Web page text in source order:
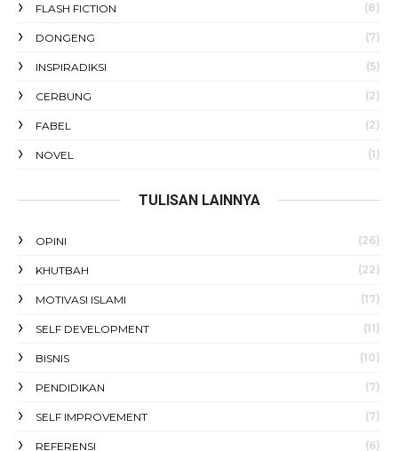
FLASH FICTION (8)
DONGENG (7)
INSPIRADIKSI (5)
CERBUNG (2)
FABEL (2)
NOVEL (1)
TULISAN LAINNYA
OPINI (26)
KHUTBAH (22)
MOTIVASI ISLAMI (17)
SELF DEVELOPMENT (11)
BISNIS (10)
PENDIDIKAN (7)
SELF IMPROVEMENT (7)
REFERENSI (6)